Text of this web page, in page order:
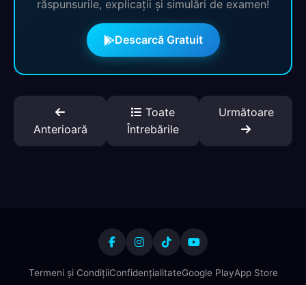
răspunsurile, explicații și simulări de examen!
Descarcă Gratuit
Anterioară
Toate
Întrebările
Următoare
Termeni și CondițiiConfidențialitateGoogle PlayApp Store